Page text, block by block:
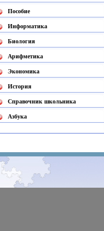
Пособие
Информатика
Биология
Арифметика
Экономика
История
Cправочник школьника
Азбука